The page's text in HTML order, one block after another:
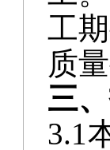
质
三
3.1
行